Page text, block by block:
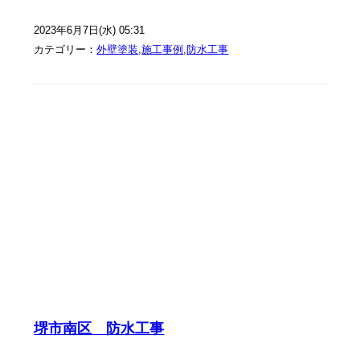
2023年6月7日(水) 05:31
カテゴリー：外壁塗装,施工事例 ,防水工事
堺市南区 防水工事